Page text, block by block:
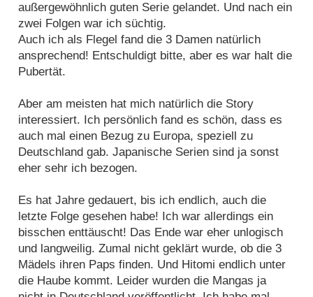
außergewöhnlich guten Serie gelandet. Und nach ein
zwei Folgen war ich süchtig.
Auch ich als Flegel fand die 3 Damen natürlich
ansprechend! Entschuldigt bitte, aber es war halt die
Pubertät.
Aber am meisten hat mich natürlich die Story
interessiert. Ich persönlich fand es schön, dass es
auch mal einen Bezug zu Europa, speziell zu
Deutschland gab. Japanische Serien sind ja sonst
eher sehr ich bezogen.
Es hat Jahre gedauert, bis ich endlich, auch die
letzte Folge gesehen habe! Ich war allerdings ein
bisschen enttäuscht! Das Ende war eher unlogisch
und langweilig. Zumal nicht geklärt wurde, ob die 3
Mädels ihren Paps finden. Und Hitomi endlich unter
die Haube kommt. Leider wurden die Mangas ja